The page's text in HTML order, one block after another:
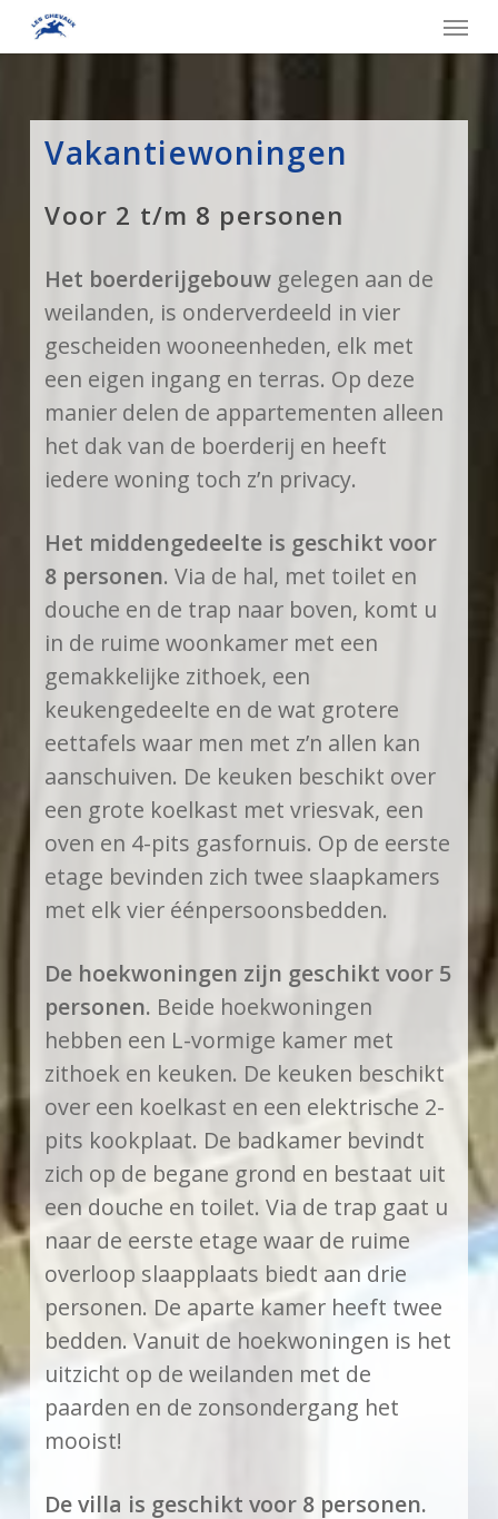
Skip
to
content
Menu
Vakantiewoningen
Voor 2 t/m 8 personen
Het boerderijgebouw gelegen aan de
weilanden, is onderverdeeld in vier
gescheiden wooneenheden, elk met
een eigen ingang en terras. Op deze
manier delen de appartementen alleen
het dak van de boerderij en heeft
iedere woning toch z’n privacy.
Het middengedeelte is geschikt voor
8 personen. Via de hal, met toilet en
douche en de trap naar boven, komt u
in de ruime woonkamer met een
gemakkelijke zithoek, een
keukengedeelte en de wat grotere
eettafels waar men met z’n allen kan
aanschuiven. De keuken beschikt over
een grote koelkast met vriesvak, een
oven en 4-pits gasfornuis. Op de eerste
etage bevinden zich twee slaapkamers
met elk vier éénpersoonsbedden.
De hoekwoningen zijn geschikt voor 5
personen. Beide hoekwoningen
hebben een L-vormige kamer met
zithoek en keuken. De keuken beschikt
over een koelkast en een elektrische 2-
pits kookplaat. De badkamer bevindt
zich op de begane grond en bestaat uit
een douche en toilet. Via de trap gaat u
naar de eerste etage waar de ruime
overloop slaapplaats biedt aan drie
personen. De aparte kamer heeft twee
bedden. Vanuit de hoekwoningen is het
uitzicht op de weilanden met de
paarden en de zonsondergang het
mooist!
De villa is geschikt voor 8 personen.